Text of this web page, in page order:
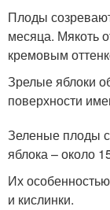
Плоды
месяца. Мякоть
кремовым
Зрелые яблоки
поверхности
Зеленые плоды
яблока – около
Их
и кислинки.